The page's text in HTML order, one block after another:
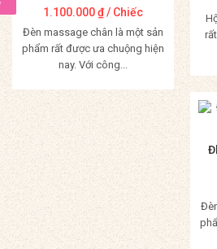
1.100.000₫/ Chiếc
Đèn massage chân là một sản
phẩm rất được ưa chuộng hiện
nay. Với công...
Mua Hàng